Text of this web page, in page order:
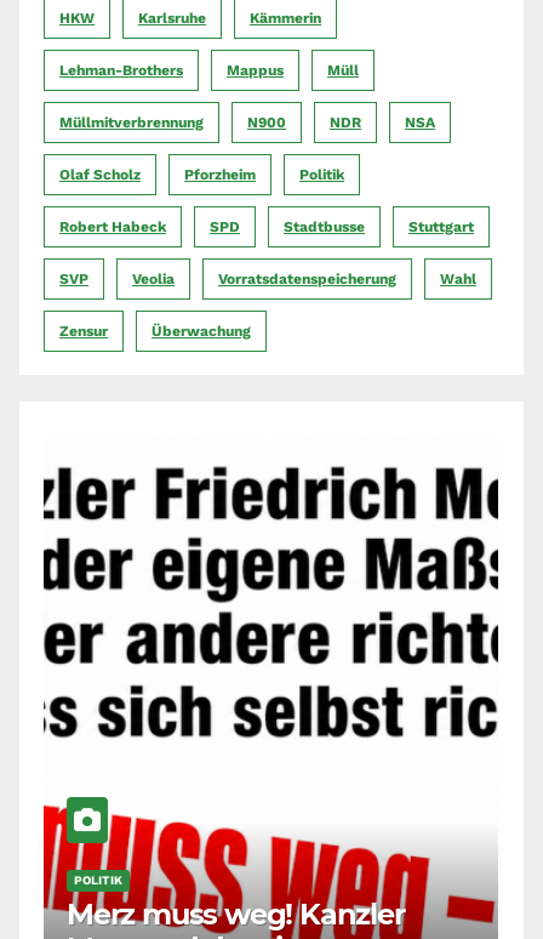
HKW Karlsruhe Kämmerin
Lehman-Brothers Mappus Müll
Müllmitverbrennung N900 NDR NSA
Olaf Scholz Pforzheim Politik
Robert Habeck SPD Stadtbusse Stuttgart
SVP Veolia Vorratsdatenspeicherung Wahl
Zensur Überwachung
POLITIK
Merz muss weg! Kanzler